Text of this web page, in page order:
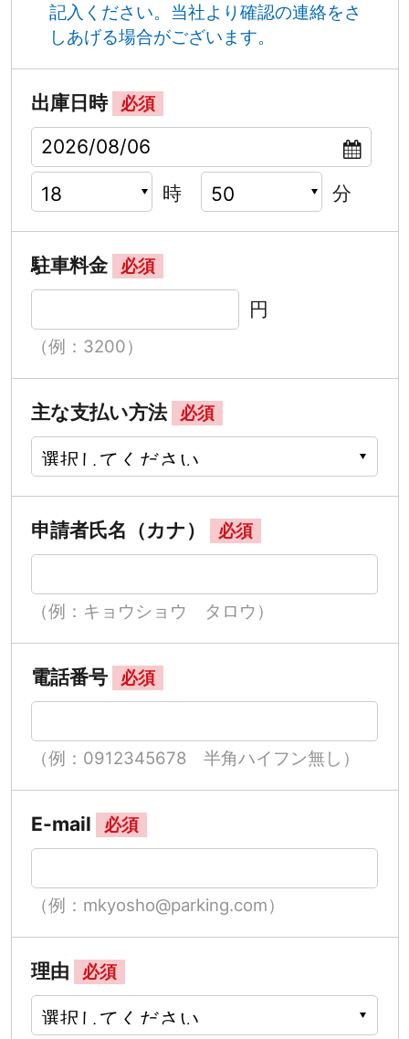
記入ください。 当社より確認の連絡をさ
しあげる場合がございます。
出庫日時 必須
時 分
駐車料金 必須
円
（例：3200）
主な支払い方法 必須
申請者氏名（カナ） 必須
（例：キョウショウ タロウ）
電話番号 必須
（例：0912345678 半角ハイフン無し）
E-mail 必須
（例：mkyosho@parking.com）
理由 必須